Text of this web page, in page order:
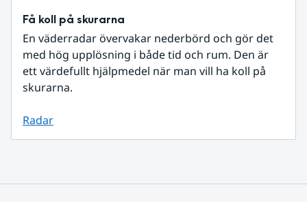
Få koll på skurarna
En väderradar övervakar nederbörd och gör det
med hög upplösning i både tid och rum. Den är
ett värdefullt hjälpmedel när man vill ha koll på
skurarna.
Radar